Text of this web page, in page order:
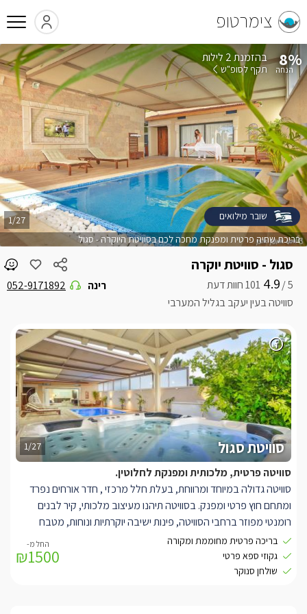
צימרטופ
סגול - סוויטת יוקרה
5 /
4.9
סוויטה בעין יעקב בגליל המערבי
רינה 052-9171892
בריכת שחיה פרטית ומפנקת מחכה לכם בסוויטת היוקרה - סגול
1/27
8% בהזמנת 2 לילות
תקף לסופ"ש
שובר מילואים
1/27 סוויטת סגול
סוויטה פרטית, מלכותית ומפנקת לחלוטין.
סוויטה גדולה במיוחד ומרווחת, בעלת חלל מרכזי , חדר אורחים נפרד
ומתחם חוץ פרטי ומפנק. בסוויטה תיהנו מעיצוב מלכותי, קיר לבנים
רומנטי מפוזר ברחבי הסוויטה, פינות ישיבה יוקרתיות ונוחות, מטבח
מאובזר היטב הכולל תמי 4, מכונת אספרסו מקצועית, תנור אפייה ועוד.
חדר אורחים נפרד הכולל מיטה זוגית נוחה, שידות תואמות, מזגן, מראה
ומסך LCD עם חיבור לכבלים, בחלל המרכזי תמצאו מיטה זוגית
בריכה פרטית מחוממת ומקורה
גקוזי ספא פרטי
שולחן סנוקר
₪1500